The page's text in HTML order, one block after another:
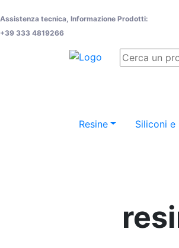
Assistenza tecnica, Informazione Prodotti:
+39 333 4819266
Resine Siliconi e